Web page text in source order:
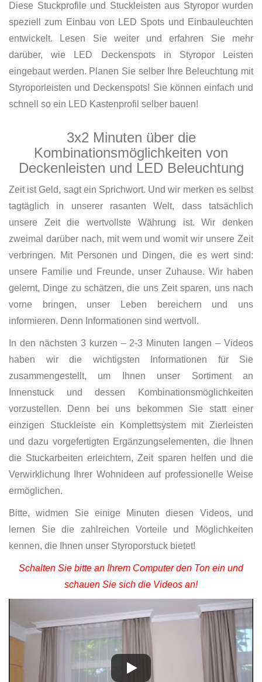
Diese Stuckprofile und Stuckleisten aus Styropor wurden
speziell zum Einbau von LED Spots und Einbauleuchten
entwickelt. Lesen Sie weiter und erfahren Sie mehr
darüber, wie LED Deckenspots in Styropor Leisten
eingebaut werden. Planen Sie selber Ihre Beleuchtung mit
Styroporleisten und Deckenspots! Sie können einfach und
schnell so ein LED Kastenprofil selber bauen!
3x2 Minuten über die
Kombinationsmöglichkeiten von
Deckenleisten und LED Beleuchtung
Zeit ist Geld, sagt ein Sprichwort. Und wir merken es selbst
tagtäglich in unserer rasanten Welt, dass tatsächlich
unsere Zeit die wertvollste Währung ist. Wir denken
zweimal darüber nach, mit wem und womit wir unsere Zeit
verbringen. Mit Personen und Dingen, die es wert sind:
unsere Familie und Freunde, unser Zuhause. Wir haben
gelernt, Dinge zu schätzen, die uns Zeit sparen, uns nach
vorne bringen, unser Leben bereichern und uns
informieren. Denn Informationen sind wertvoll.
In den nächsten 3 kurzen – 2-3 Minuten langen – Videos
haben wir die wichtigsten Informationen für Sie
zusammengestellt, um Ihnen unser Sortiment an
Innenstuck und dessen Kombinationsmöglichkeiten
vorzustellen. Denn bei uns bekommen Sie statt einer
einzigen Stuckleiste ein Komplettsystem mit Zierleisten
und dazu vorgefertigten Ergänzungselementen, die Ihnen
die Stuckarbeiten erleichtern, Zeit sparen helfen und die
Verwirklichung Ihrer Wohnideen auf professionelle Weise
ermöglichen.
Bitte, widmen Sie einige Minuten diesen Videos, und
lernen Sie die zahlreichen Vorteile und Möglichkeiten
kennen, die Ihnen unser Styroporstuck bietet!
Schalten Sie bitte an Ihrem Computer den Ton ein und
schauen Sie sich die Videos an!